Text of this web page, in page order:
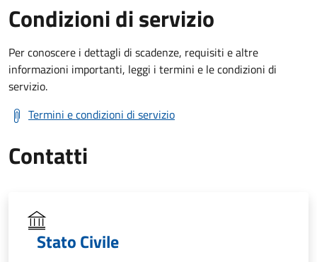
Condizioni di servizio
Per conoscere i dettagli di scadenze, requisiti e altre
informazioni importanti, leggi i termini e le condizioni di
servizio.
Termini e condizioni di servizio
Contatti
Stato Civile